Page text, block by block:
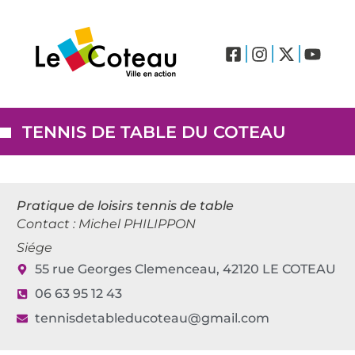
TENNIS DE TABLE DU COTEAU
Pratique de loisirs tennis de table
Contact : Michel PHILIPPON
Siége
55 rue Georges Clemenceau, 42120 LE COTEAU
06 63 95 12 43
tennisdetableducoteau@gmail.com